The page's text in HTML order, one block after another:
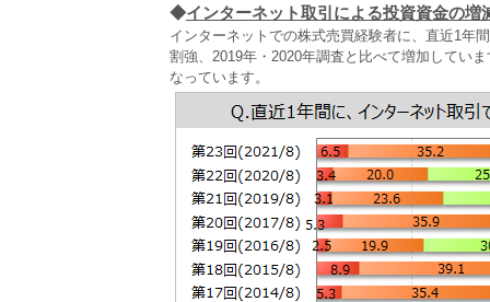
◆インターネット取引による投資資金の増
インターネットでの株式売買経験者に、直近1年
割強、2019年・2020年調査と比べて増加してい
なっています。